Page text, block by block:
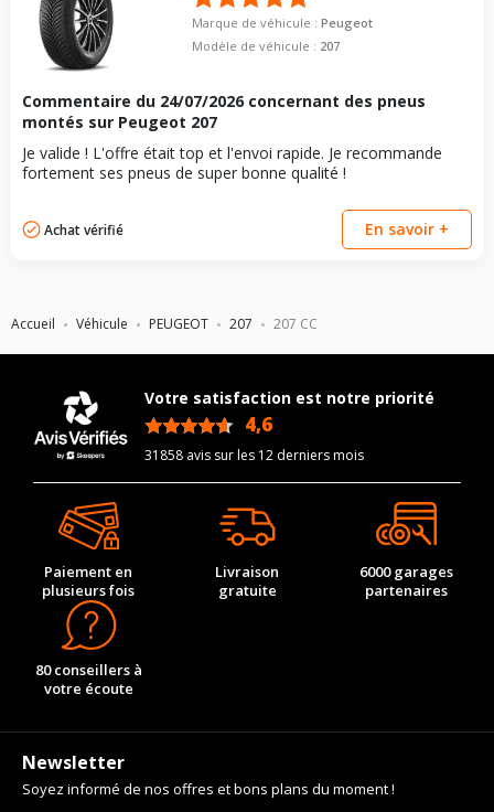
Accueil Véhicule PEUGEOT 207 207 CC
Marque de véhicule :Peugeot
Modèle de véhicule : 207
Commentaire du 24/07/2026 concernant des pneus
montés sur Peugeot 207
Je valide ! L'offre était top et l'envoi rapide. Je recommande
fortement ses pneus de super bonne qualité !
Achat vérifié En savoir +
Votre satisfaction est notre priorité
4,6
31858 avis sur les 12 derniers mois
Paiement en
plusieurs fois
Livraison
gratuite
6000 garages
partenaires
80 conseillers à
votre écoute
Newsletter
Soyez informé de nos offres et bons plans du moment !